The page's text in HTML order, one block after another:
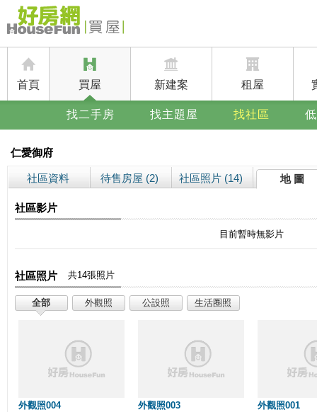
首頁 買屋 新建案 租屋
找二手房 找主題屋 找社區
仁愛御府
社區資料 待售房屋 (2) 社區照片 (14) 地 圖
社區影片
目前暫時無影片
社區照片 共14張照片
全部 外觀照 公設照 生活圈照
外觀照004
外觀照003
外觀照001